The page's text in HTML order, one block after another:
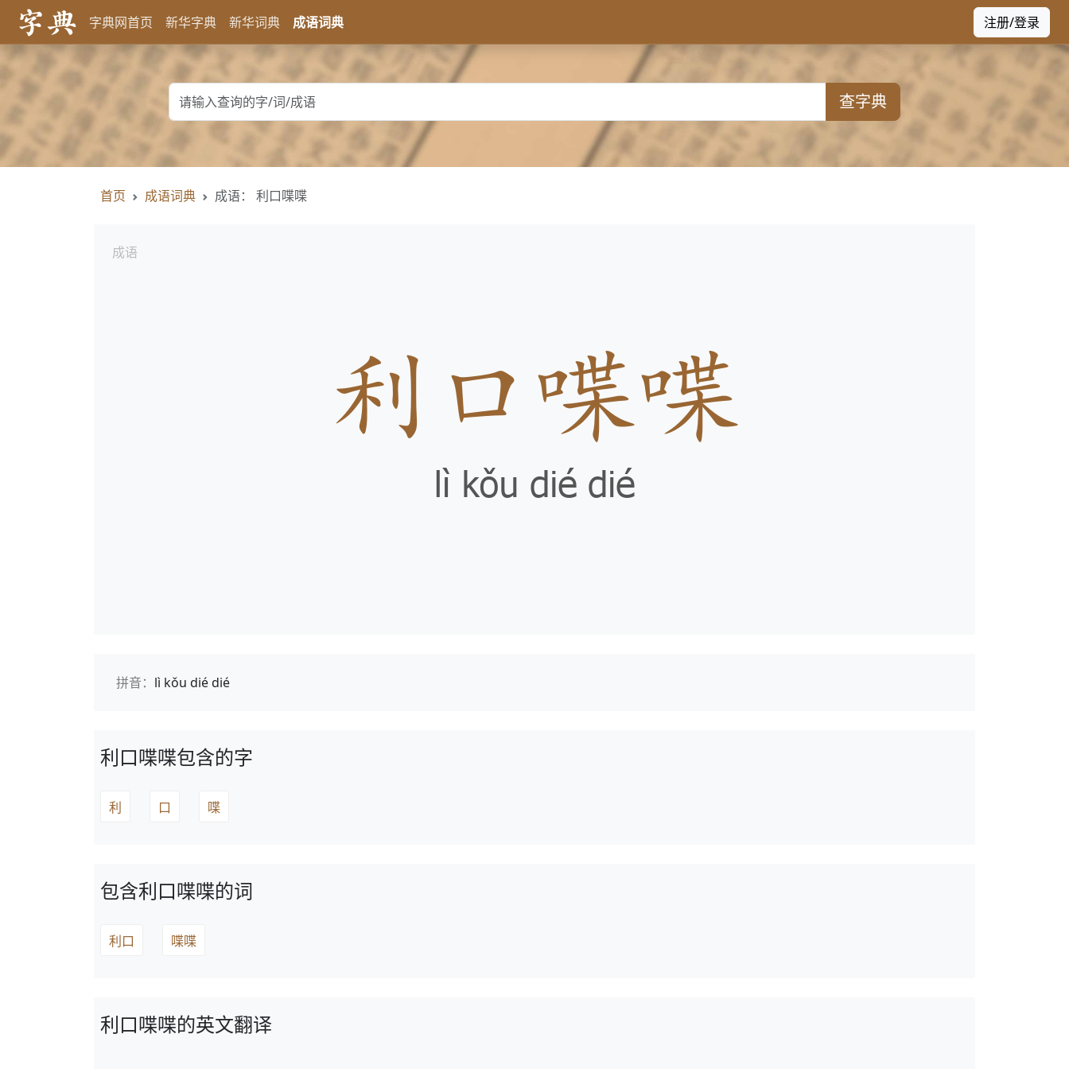
字典网首页 新华字典 新华词典 成语词典 注册/登录
查字典
首页 成语词典 成语： 利口喋喋
成语
拼音： lì kǒu dié dié
利口喋喋包含的字
利 口 喋
包含利口喋喋的词
利口 喋喋
利口喋喋的英文翻译